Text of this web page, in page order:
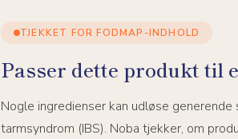
TJEKKET FOR FODMAP-INDHOLD
Passer dette produkt til
Nogle ingredienser kan udløse
tarmsyndrom (IBS). Noba tjekker, om